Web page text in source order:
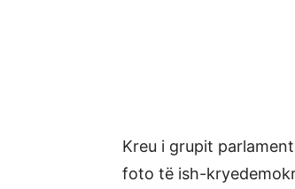
Kreu i grupit
foto të ish-